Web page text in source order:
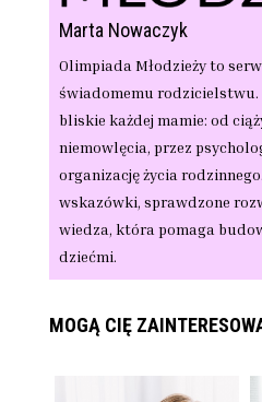
Marta Nowaczyk
Olimpiada Młodzieży to
świadomemu rodzicielstwu.
bliskie każdej mamie: od
niemowlęcia, przez
organizację życia
wskazówki, sprawdzone
wiedza, która pomaga
dziećmi.
MOGĄ CIĘ